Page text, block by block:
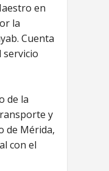
en
la
Cuenta
servicio
de la
y
de Mérida,
con el